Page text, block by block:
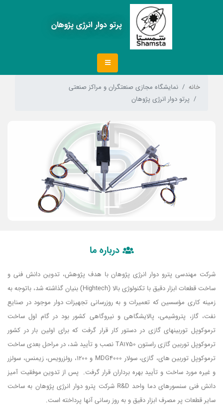
پرتو دوار انرژی پژوهان
خانه
نمایشگاه مجازی صنعتگران و مراکز صنعتی
پرتو دوار انرژی پژوهان
Previous
درباره ما
شرکت مهندسی پترو دوار انرژی پژوهان با هدف پژوهش، تدوین دانش فنی و
ساخت قطعات ابزار دقیق با تکنولوژی بالا (Hightech) بنیان گذاشته شد، باتوجه به
زمینه کاری مؤسسین که تعمیرات و به روزرسانی تجهیزات دوار موجود در صنایع
نفت، گاز، پتروشیمی، پالایشگاهی و نیروگاهی کشور بود در گام اول ساخت
ترموکوپل توربین­های گازی در دستور کار قرار گرفت که برای اولین بار در کشور
ترموکوپل توربین گازی راستون TA1750 نصب و تأیید شد، در مراحل بعدی ساخت
ترموکوپل توربین های، گازی، سولار MDG4000 و 1200، رولزرویس، زیمنس، سولزر
و غیره مورد ساخت و تأیید بهره برداران قرار گرفت. پس از تدوین موفقیت آمیز
دانش فنی سنسورهای دما واحد R&D شرکت پترو دوار انرژی پژوهان به ساخت
سایر قطعات پر مصرف ابزار دقیق و به روز رسانی آنها پرداخته است.